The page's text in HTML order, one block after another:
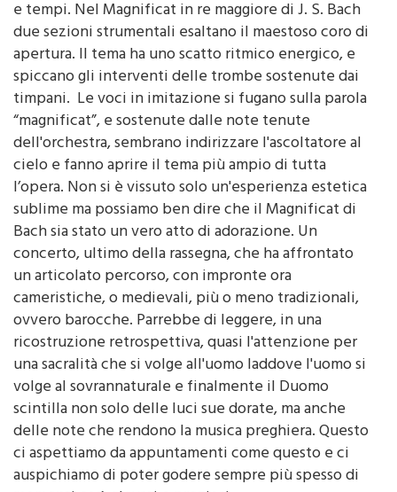
due sezioni strumentali esaltano il maestoso coro di
apertura. Il tema ha uno scatto ritmico energico, e
spiccano gli interventi delle trombe sostenute dai
timpani. Le voci in imitazione si fugano sulla parola
“magnificat”, e sostenute dalle note tenute
dell'orchestra, sembrano indirizzare l'ascoltatore al
cielo e fanno aprire il tema più ampio di tutta
l’opera. Non si è vissuto solo un'esperienza estetica
sublime ma possiamo ben dire che il Magnificat di
Bach sia stato un vero atto di adorazione. Un
concerto, ultimo della rassegna, che ha affrontato
un articolato percorso, con impronte ora
cameristiche, o medievali, più o meno tradizionali,
ovvero barocche. Parrebbe di leggere, in una
ricostruzione retrospettiva, quasi l'attenzione per
una sacralità che si volge all'uomo laddove l'uomo si
volge al sovrannaturale e finalmente il Duomo
scintilla non solo delle luci sue dorate, ma anche
delle note che rendono la musica preghiera. Questo
ci aspettiamo da appuntamenti come questo e ci
auspichiamo di poter godere sempre più spesso di
momenti così elevati e preziosi.